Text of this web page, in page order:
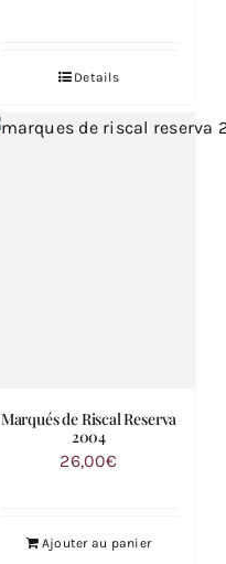
Details
Marqués de Riscal Reserva
2004
26,00€
Ajouter au panier